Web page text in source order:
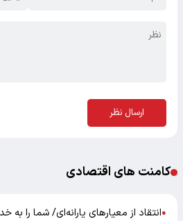
ارسال نظر
کامنت های اقتصادی
●انتقاد از معیارهای یارانه‌ای/ شما را به